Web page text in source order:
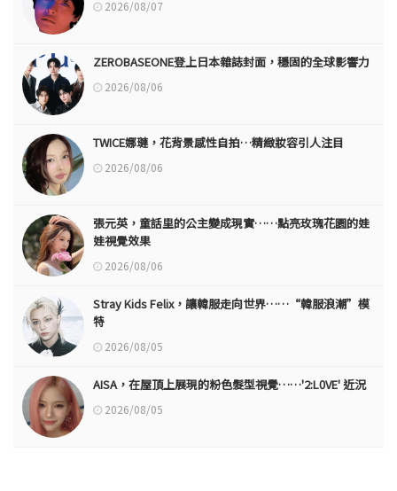
2026/08/07
ZEROBASEONE登上日本雜誌封面，穩固的全球影響力
2026/08/06
TWICE娜璉，花背景感性自拍…精緻妝容引人注目
2026/08/06
張元英，童話里的公主變成現實……點亮玫瑰花園的娃
娃視覺效果
2026/08/06
Stray Kids Felix，讓韓服走向世界……“韓服浪潮”模
特
2026/08/05
AISA，在屋頂上展現的粉色髮型視覺……'2:L0VE' 近況
2026/08/05